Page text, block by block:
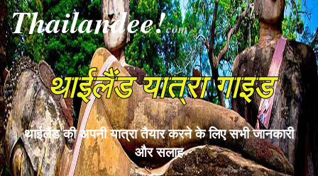
Thailandee!com
थाईलैंड यात्रा गाइड
थाईलैंड की अपनी यात्रा तैयार करने के लिए सभी जानकारी
और सलाह